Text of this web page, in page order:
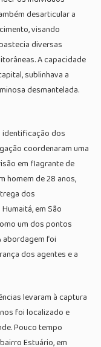
desarticular a
visando
diversas
A capacidade
sublinhava a
desmantelada.
identificação dos
coordenaram uma
em flagrante de
homem de 28 anos,
dos
em São
um dos pontos
abordagem foi
dos agentes e a
levaram à captura
foi localizado e
Pouco tempo
Estuário, em